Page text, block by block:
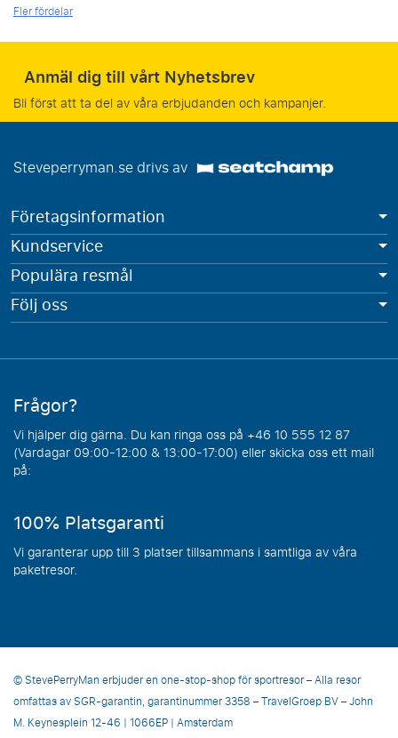
Fler fördelar
Anmäl dig till vårt Nyhetsbrev
Bli först att ta del av våra erbjudanden och kampanjer.
Steveperryman.se drivs av
Företagsinformation
Kundservice
Populära resmål
Följ oss
Frågor?
Vi hjälper dig gärna. Du kan ringa oss på +46 10 555 12 87
(Vardagar 09:00-12:00 & 13:00-17:00) eller skicka oss ett mail
på:
100% Platsgaranti
Vi garanterar upp till 3 platser tillsammans i samtliga av våra
paketresor.
© StevePerryMan erbjuder en one-stop-shop för sportresor – Alla resor
omfattas av SGR-garantin, garantinummer 3358 – TravelGroep BV – John
M. Keynesplein 12-46 | 1066EP | Amsterdam